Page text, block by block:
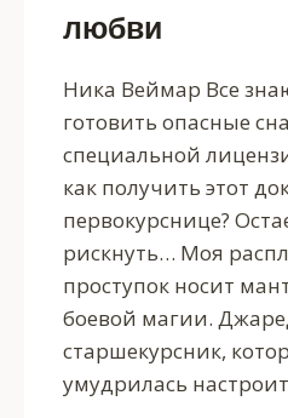
любви
Ника Веймар Все
готовить опасные
специальной
как получить этот
первокурснице?
рискнуть… Моя
проступок носит
боевой магии.
старшекурсник,
умудрилась